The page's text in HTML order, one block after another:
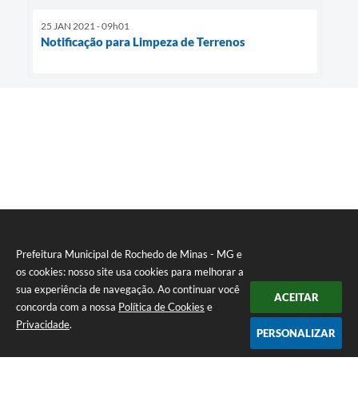
Prefeitura Municipal de Rochedo de Minas - MG e
os cookies: nosso site usa cookies para melhorar a
sua experiência de navegação. Ao continuar você
concorda com a nossa Política de Cookies e
Privacidade.
ACEITAR
PERSONALIZAR
25 JAN 2021 - 09h01
Notificação para Limpeza de Terrenos